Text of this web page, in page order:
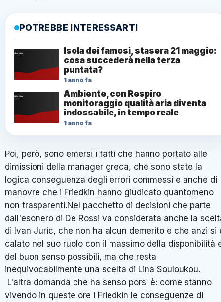
POTREBBE INTERESSARTI
Isola dei famosi, stasera 21 maggio:
cosa succederà nella terza
puntata?
1 anno fa
Ambiente, con Respiro
monitoraggio qualità aria diventa
indossabile, in tempo reale
1 anno fa
Poi, però, sono emersi i fatti che hanno portato alle
dimissioni della manager greca, che sono state la
logica conseguenza degli errori commessi e anche di
manovre che i Friedkin hanno giudicato quantomeno
non trasparenti.Nel pacchetto di decisioni che parte
dall'esonero di De Rossi va considerata anche la
di Ivan Juric, che non ha alcun demerito e che anzi si
calato nel suo ruolo con il massimo della disponibilità
del buon senso possibili, ma che resta
inequivocabilmente una scelta di Lina Souloukou.
L'altra domanda che ha senso porsi è: come stanno
vivendo in queste ore i Friedkin le conseguenze di